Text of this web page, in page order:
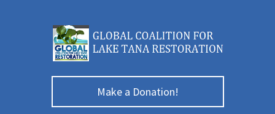
Make a Donation!